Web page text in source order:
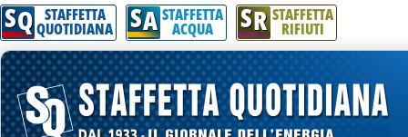
Attenzione! Esegui l'accesso per lèggere interamente la notizia.
SQ STAFFETTA
QUOTIDIANA SA STAFFETTA
ACQUA SR STAFFETTA
RIFIUTI